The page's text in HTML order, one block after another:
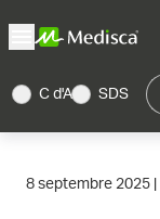
C d'A SDS
8 septembre 2025